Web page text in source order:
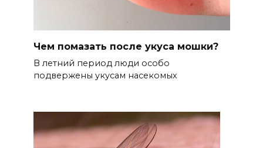
Чем помазать после укуса мошки?
В летний период люди особо
подвержены укусам насекомых